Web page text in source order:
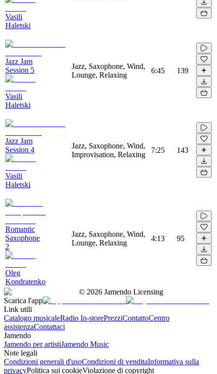
Vasili
Haletski
Jazz Jam
Session 5
Vasili
Haletski
Jazz, Saxophone, Wind,
Lounge, Relaxing
6:45 139
Jazz Jam
Session 4
Vasili
Haletski
Jazz, Saxophone, Wind,
Improvisation, Relaxing
7:25 143
Romantic
Saxophone
2
Oleg
Kondratenko
Jazz, Saxophone, Wind,
Lounge, Relaxing
4:13 95
© 2026 Jamendo Licensing
Scarica l'app
Link utili
Catalogo musicaleRadio In-storePrezziContattoCentro
assistenzaContattaci
Jamendo
Jamendo per artistiJamendo Music
Note legali
Condizioni generali d'usoCondizioni di venditaInformativa sulla
privacyPolitica sui cookieViolazione di copyright